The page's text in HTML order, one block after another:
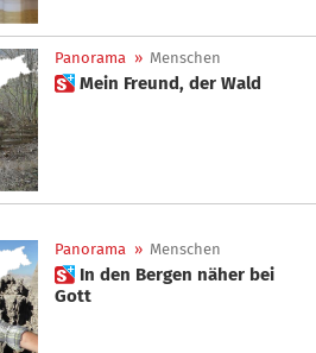
Panorama » Menschen
 Mein Freund, der Wald
Panorama » Menschen
 In den Bergen näher bei
Gott